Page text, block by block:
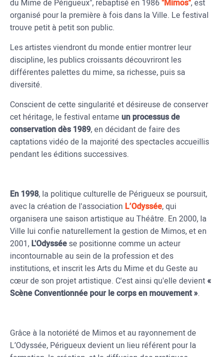
du Mime de Périgueux", rebaptisé en 1986"Mimos", est
organisé pour la première à fois dans la Ville. Le festival
trouve petit à petit son public.
Les artistes viendront du monde entier montrer leur
discipline, les publics croissants découvriront les
différentes palettes du mime, sa richesse, puis sa
diversité.
Conscient de cette singularité et désireuse de conserver
cet héritage, le festival entame un processus de
conservation dès 1989, en décidant de faire des
captations vidéo de la majorité des spectacles accueillis
pendant les éditions successives.
En 1998, la politique culturelle de Périgueux se poursuit,
avec la création de l'association L’Odyssée, qui
organisera une saison artistique au Théâtre. En 2000, la
Ville lui confie naturellement la gestion de Mimos, et en
2001, L'Odysséese positionne comme un acteur
incontournable au sein de la profession et des
institutions, et inscrit les Arts du Mime et du Geste au
cœur de son projet artistique. C'est ainsi qu'elle devient«
Scène Conventionnée pour le corps en mouvement ».
Grâce à la notoriété de Mimos et au rayonnement de
L’Odyssée, Périgueux devient un lieu référent pour la